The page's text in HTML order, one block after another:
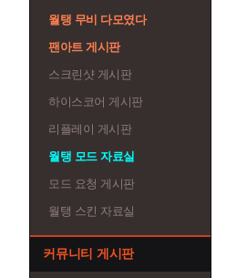
월탱 무비 다모였다
팬아트 게시판
스크린샷 게시판
하이스코어 게시판
리플레이 게시판
월탱 모드 자료실
모드 요청 게시판
월탱 스킨 자료실
커뮤니티 게시판